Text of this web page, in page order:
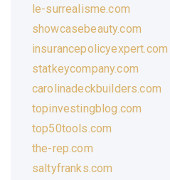
le-surrealisme.com
showcasebeauty.com
insurancepolicyexpert.com
statkeycompany.com
carolinadeckbuilders.com
topinvestingblog.com
top50tools.com
the-rep.com
saltyfranks.com